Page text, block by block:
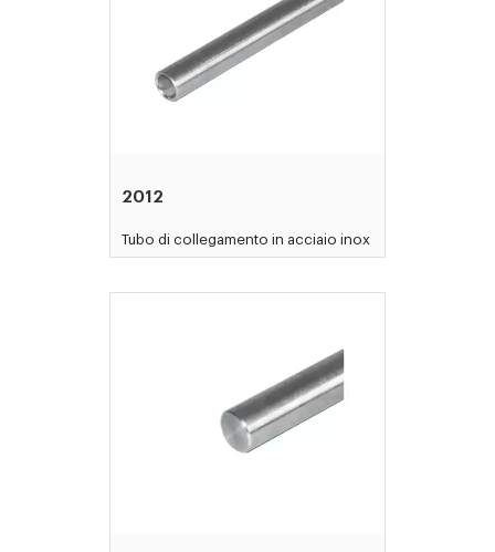
2012
Tubo di collegamento in acciaio inox